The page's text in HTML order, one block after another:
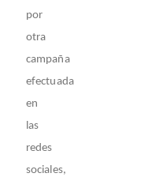
por
otra
campaña
efectuada
en
las
redes
sociales,